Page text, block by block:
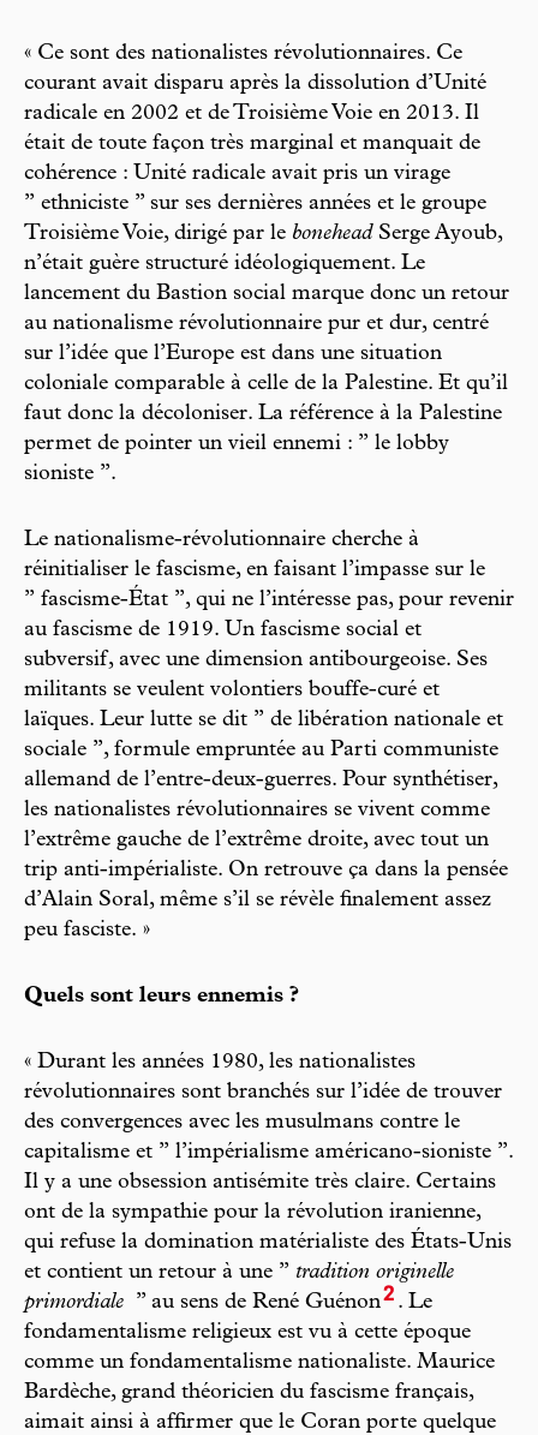
« Ce sont des nationalistes révolutionnaires. Ce
courant avait disparu après la dissolution d’Unité
radicale en 2002 et de Troisième Voie en 2013. Il
était de toute façon très marginal et manquait de
cohérence : Unité radicale avait pris un virage
’’ ethniciste ’’ sur ses dernières années et le groupe
Troisième Voie, dirigé par le boneheadSerge Ayoub,
n’était guère structuré idéologiquement. Le
lancement du Bastion social marque donc un retour
au nationalisme révolutionnaire pur et dur, centré
sur l’idée que l’Europe est dans une situation
coloniale comparable à celle de la Palestine. Et qu’il
faut donc la décoloniser. La référence à la Palestine
permet de pointer un vieil ennemi : ’’ le lobby
sioniste ’’.
Le nationalisme-révolutionnaire cherche à
réinitialiser le fascisme, en faisant l’impasse sur le
’’ fascisme-État ’’, qui ne l’intéresse pas, pour revenir
au fascisme de 1919. Un fascisme social et
subversif, avec une dimension antibourgeoise. Ses
militants se veulent volontiers bouffe-curé et
laïques. Leur lutte se dit ’’ de libération nationale et
sociale ’’, formule empruntée au Parti communiste
allemand de l’entre-deux-guerres. Pour synthétiser,
les nationalistes révolutionnaires se vivent comme
l’extrême gauche de l’extrême droite, avec tout un
trip anti-impérialiste. On retrouve ça dans la pensée
d’Alain Soral, même s’il se révèle finalement assez
peu fasciste. »
Quels sont leurs ennemis ?
« Durant les années 1980, les nationalistes
révolutionnaires sont branchés sur l’idée de trouver
des convergences avec les musulmans contre le
capitalisme et ’’ l’impérialisme américano-sioniste ’’.
Il y a une obsession antisémite très claire. Certains
ont de la sympathie pour la révolution iranienne,
qui refuse la domination matérialiste des États-Unis
et contient un retour à une ’’ tradition originelle
primordiale
’’ au sens de René Guénon2 . Le
fondamentalisme religieux est vu à cette époque
comme un fondamentalisme nationaliste. Maurice
Bardèche, grand théoricien du fascisme français,
aimait ainsi à affirmer que le Coran porte quelque